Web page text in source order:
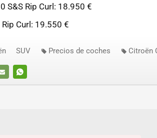
S&S Rip Curl: 18.950 €
Curl: 19.550 €
WHATSAPP
SUV Precios de coches Citroën